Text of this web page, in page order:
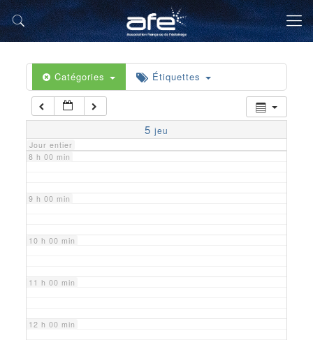
Catégories Étiquettes
5 jeu
Jour entier
5 h 00 min
6 h 00 min
7 h 00 min
8 h 00 min
9 h 00 min
10 h 00 min
11 h 00 min
12 h 00 min